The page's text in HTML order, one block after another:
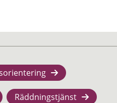
Räddningstjänst